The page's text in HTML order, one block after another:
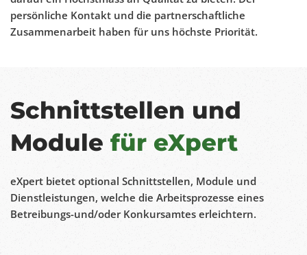
persönliche Kontakt und die partnerschaftliche
Zusammenarbeit haben für uns höchste Priorität.
Schnittstellen und
Module für eXpert
eXpert bietet optional Schnittstellen, Module und
Dienstleistungen, welche die Arbeitsprozesse eines
Betreibungs-und/oder Konkursamtes erleichtern.